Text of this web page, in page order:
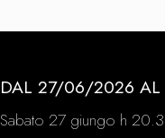
DAL 27/06/2026
Sabato 27 giungo h